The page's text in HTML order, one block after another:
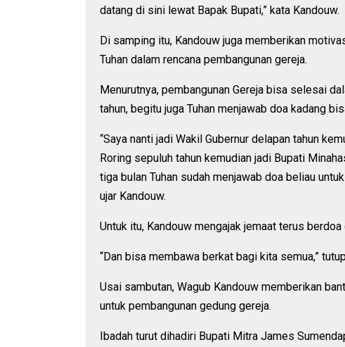
datang di sini lewat Bapak Bupati,” kata Kandouw.
Di samping itu, Kandouw juga memberikan
Tuhan dalam rencana pembangunan gereja.
Menurutnya, pembangunan Gereja bisa selesai
tahun, begitu juga Tuhan menjawab doa kadang
“Saya nanti jadi Wakil Gubernur delapan tahun
Roring sepuluh tahun kemudian jadi Bupati
tiga bulan Tuhan sudah menjawab doa beliau
ujar Kandouw.
Untuk itu, Kandouw mengajak jemaat terus
“Dan bisa membawa berkat bagi kita semua,”
Usai sambutan, Wagub Kandouw memberikan
untuk pembangunan gedung gereja.
Ibadah turut dihadiri Bupati Mitra James